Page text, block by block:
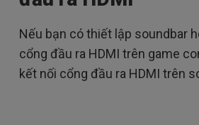
Nếu bạn có thiết lập soundbar
cổng đầu ra HDMI trên game
kết nối cổng đầu ra HDMI trên